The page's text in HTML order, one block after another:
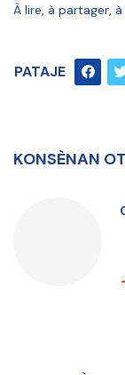
À lire, à partager,
PATAJE
KONSÈNAN